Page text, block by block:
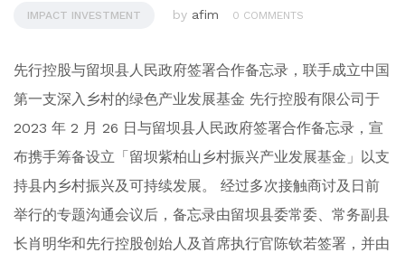
IMPACT INVESTMENT by afim 0 COMMENTS
先行控股与留坝县人民政府签署合作备忘录，联手成立中国
第一支深入乡村的绿色产业发展基金 先行控股有限公司于
2023 年 2 月 26 日与留坝县人民政府签署合作备忘录，宣
布携手筹备设立「留坝紫柏山乡村振兴产业发展基金」以支
持县内乡村振兴及可持续发展。 经过多次接触商讨及日前
举行的专题沟通会议后，备忘录由留坝县委常委、常务副县
长肖明华和先行控股创始人及首席执行官陈钦若签署，并由